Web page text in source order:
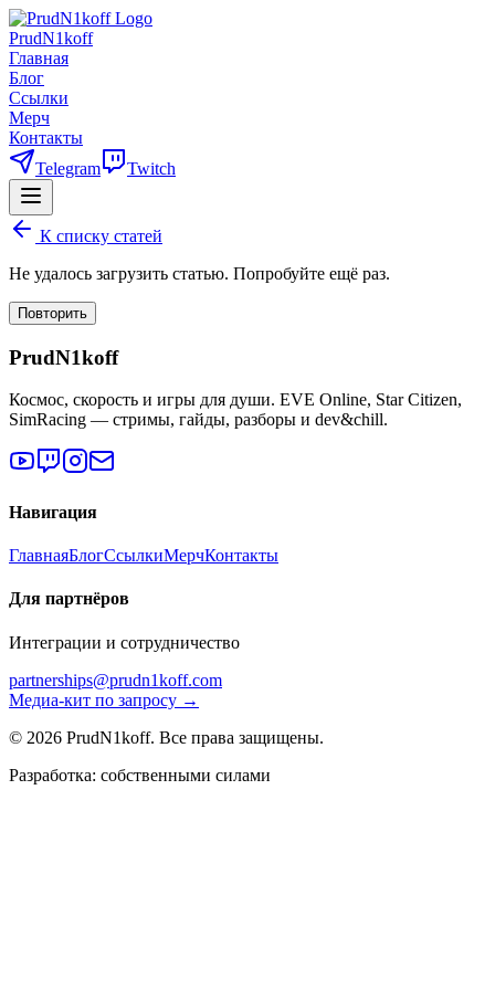
PrudN1koff
Главная
Блог
Ссылки
Мерч
Контакты
Telegram
Twitch
К списку статей
Не удалось загрузить статью. Попробуйте ещё раз.
Повторить
PrudN1koff
Космос, скорость и игры для души. EVE Online, Star Citizen,
SimRacing — стримы, гайды, разборы и dev&chill.
Навигация
ГлавнаяБлогСсылкиМерчКонтакты
Для партнёров
Интеграции и сотрудничество
partnerships@prudn1koff.com
Медиа-кит по запросу →
© 2026 PrudN1koff. Все права защищены.
Разработка: собственными силами